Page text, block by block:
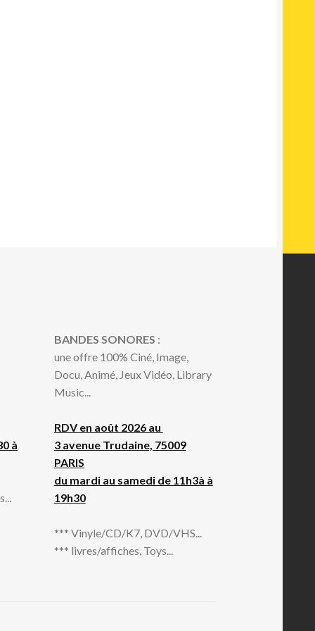
à
BANDES SONORES :
une offre 100% Ciné, Image,
Docu, Animé, Jeux Vidéo, Library
Music...
RDV en août 2026 au
3 avenue Trudaine, 75009
PARIS
du mardi au samedi de 11h3à à
19h30
*** Vinyle/CD/K7, DVD/VHS...
*** livres/affiches, Toys...